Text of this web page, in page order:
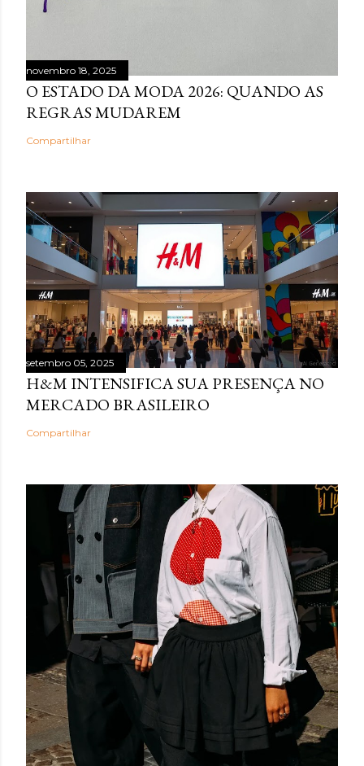
novembro 18, 2025
O ESTADO DA MODA 2026: QUANDO AS
REGRAS MUDAREM
Compartilhar
setembro 05, 2025
H&M INTENSIFICA SUA PRESENÇA NO
MERCADO BRASILEIRO
Compartilhar